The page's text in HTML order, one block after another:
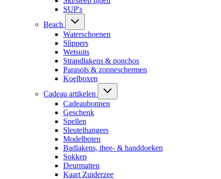
SUP's
Beach
Waterschoenen
Slippers
Wetsuits
Strandlakens & ponchos
Parasols & zonneschermen
Koelboxen
Cadeau artikelen
Cadeaubonnen
Geschenk
Spellen
Sleutelhangers
Modelboten
Badlakens, thee- & handdoeken
Sokken
Deurmatten
Kaart Zuiderzee